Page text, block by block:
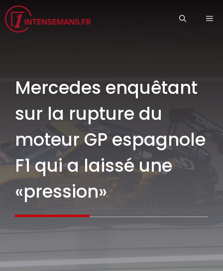
Aller
au
contenu
Mercedes enquêtant
sur la rupture du
moteur GP espagnole
F1 qui a laissé une
«pression»